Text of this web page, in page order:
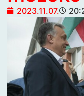
2023.11.07.